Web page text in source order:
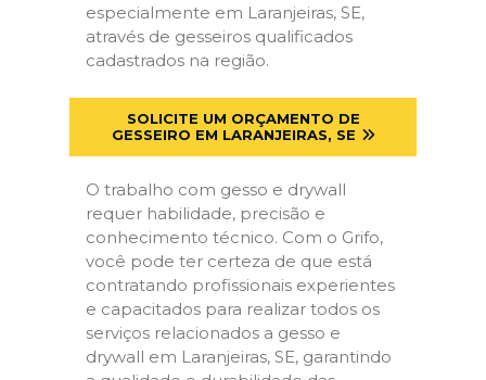
especialmente em Laranjeiras, SE,
através de gesseiros qualificados
cadastrados na região.
SOLICITE UM ORÇAMENTO DE
GESSEIRO EM LARANJEIRAS, SE
O trabalho com gesso e drywall
requer habilidade, precisão e
conhecimento técnico. Com o Grifo,
você pode ter certeza de que está
contratando profissionais experientes
e capacitados para realizar todos os
serviços relacionados a gesso e
drywall em Laranjeiras, SE, garantindo